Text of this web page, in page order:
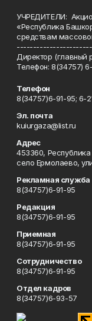
УЧРЕДИТЕЛИ:
«Республика
средствам
Директор (главный
Телефон: 8(34757)
Телефон
8(34757)6-91-95; 6-
Эл. почта
kuiurgaza@list.ru
Адрес
453360,
село Ермолаево,
Рекламная служба
8(34757)6-91-95
Редакция
8(34757)6-91-95
Приемная
8(34757)6-91-95
Сотрудничество
8(34757)6-91-95
Отдел кадров
8(34757)6-93-57